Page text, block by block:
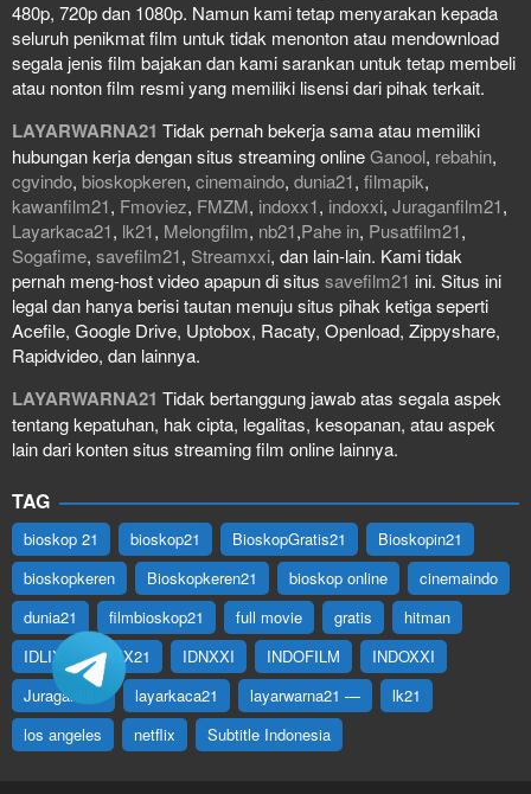
480p, 720p dan 1080p. Namun kami tetap menyarakan kepada
seluruh penikmat film untuk tidak menonton atau mendownload
segala jenis film bajakan dan kami sarankan untuk tetap membeli
atau nonton film resmi yang memiliki lisensi dari pihak terkait.
LAYARWARNA21 Tidak pernah bekerja sama atau memiliki
hubungan kerja dengan situs streaming onlineGanool, rebahin,
cgvindo, bioskopkeren, cinemaindo, dunia21, filmapik,
kawanfilm21, Fmoviez, FMZM, indoxx1, indoxxi, Juraganfilm21,
Layarkaca21, lk21, Melongfilm, nb21,Pahe in, Pusatfilm21,
Sogafime, savefilm21, Streamxxi, dan lain-lain. Kami tidak
pernah meng-host video apapun di situs savefilm21 ini. Situs ini
legal dan hanya berisi tautan menuju situs pihak ketiga seperti
Acefile, Google Drive, Uptobox, Racaty, Openload, Zippyshare,
Rapidvideo, dan lainnya.
LAYARWARNA21 Tidak bertanggung jawab atas segala aspek
tentang kepatuhan, hak cipta, legalitas, kesopanan, atau aspek
lain dari konten situs streaming film online lainnya.
TAG
bioskop 21 bioskop21 BioskopGratis21
Bioskopin21
bioskopkeren
Bioskopkeren21 bioskop online
cinemaindo
dunia21
filmbioskop21 full movie gratis
hitman
IDLIX
IDLIX21 IDNXXI INDOFILM
INDOXXI
Juraganfilm
layarkaca21 layarwarna21 —
lk21
los angeles
netflix Subtitle Indonesia